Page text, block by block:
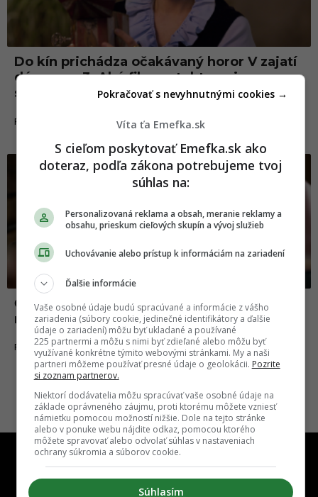
Do kín prichádza očakávaný horor V zajatí
démonov 3. Aké filmy z tohto univerza
sme už dostali?
FILMY A SERIÁLY
Čarodejnice, démoni aj kliatby. Aké horory
nás v kinách čakajú v roku 2020?
FILMY A SERIÁLY 02.01.2020
Víta ťa Emefka.sk
S cieľom poskytovať Emefka.sk ako
doteraz, podľa zákona potrebujeme tvoj
súhlas na:
Personalizovaná reklama a obsah, meranie reklamy a
obsahu, prieskum cieľových skupín a vývoj služieb
Uchovávanie alebo prístup k informáciám na zariadení
Ďalšie informácie
Vaše osobné údaje budú spracúvané a informácie z vášho
zariadenia (súbory cookie, jedinečné identifikátory a ďalšie
údaje o zariadení) môžu byť ukladané a používané
225 partnermi a môžu s nimi byť zdieľané alebo môžu byť
využívané konkrétne týmito webovými stránkami. My a naši
partneri môžeme používať presné údaje o geolokácii. Pozrite
si zoznam partnerov.
Niektorí dodávatelia môžu spracúvať vaše osobné údaje na
základe oprávneného záujmu, proti ktorému môžete vzniesť
námietku pomocou možností nižšie. Dole na tejto stránke
alebo v ponuke webu nájdite odkaz, pomocou ktorého
môžete spravovať alebo odvolať súhlas v nastaveniach
ochrany súkromia a súborov cookie.
Súhlasím
Pokračovať s nevyhnutnými cookies →